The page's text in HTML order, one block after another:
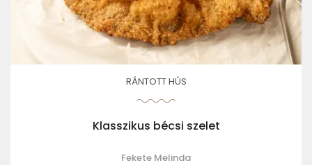
RÁNTOTT HÚS
Klasszikus bécsi szelet
Fekete Melinda